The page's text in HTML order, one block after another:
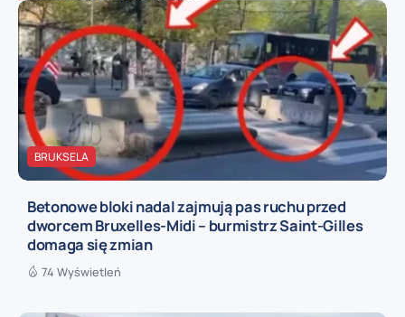
BRUKSELA
Betonowe bloki nadal zajmują pas ruchu przed
dworcem Bruxelles-Midi – burmistrz Saint-Gilles
domaga się zmian
74 Wyświetleń